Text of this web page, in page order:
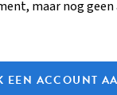
maar nog geen
EEN ACCOUNT